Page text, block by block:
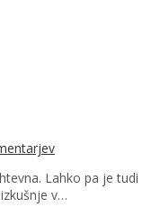
Lahko pa je tudi
v…